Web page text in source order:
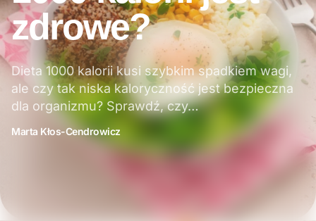
zdrowe?
Dieta 1000 kalorii kusi szybkim spadkiem wagi,
ale czy tak niska kaloryczność jest bezpieczna
dla organizmu? Sprawdź, czy…
Marta Kłos-Cendrowicz